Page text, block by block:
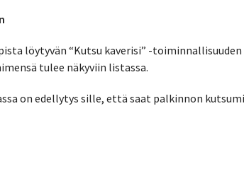
löytyvän “Kutsu kaverisi” -toiminnallisuuden
tulee näkyviin listassa.
on edellytys sille, että saat palkinnon